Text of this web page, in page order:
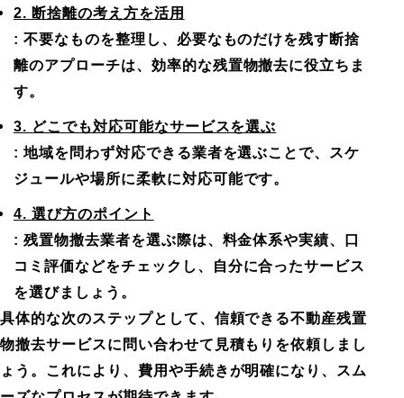
2. 断捨離の考え方を活用
: 不要なものを整理し、必要なものだけを残す断捨
離のアプローチは、効率的な残置物撤去に役立ちま
す。
3. どこでも対応可能なサービスを選ぶ
: 地域を問わず対応できる業者を選ぶことで、スケ
ジュールや場所に柔軟に対応可能です。
4. 選び方のポイント
: 残置物撤去業者を選ぶ際は、料金体系や実績、口
コミ評価などをチェックし、自分に合ったサービス
を選びましょう。
具体的な次のステップとして、信頼できる不動産残置
物撤去サービスに問い合わせて見積もりを依頼しまし
ょう。これにより、費用や手続きが明確になり、スム